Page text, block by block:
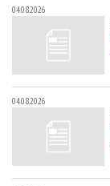
04.08.2026
04.08.2026